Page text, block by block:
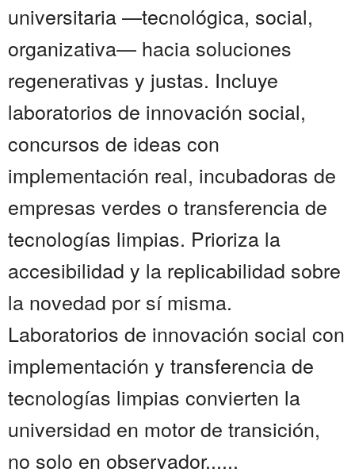
universitaria —tecnológica, social,
organizativa— hacia soluciones
regenerativas y justas. Incluye
laboratorios de innovación social,
concursos de ideas con
implementación real, incubadoras de
empresas verdes o transferencia de
tecnologías limpias. Prioriza la
accesibilidad y la replicabilidad sobre
la novedad por sí misma.
Laboratorios de innovación social con
implementación y transferencia de
tecnologías limpias convierten la
universidad en motor de transición,
no solo en observador......